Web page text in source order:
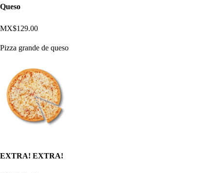
Queso
MX$129.00
Pizza grande de queso
EXTRA! EXTRA!